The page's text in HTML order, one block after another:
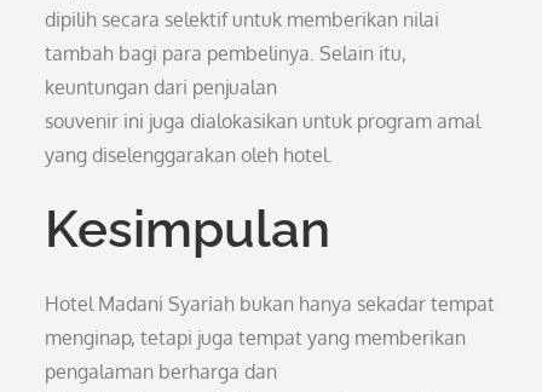
dipilih secara selektif untuk memberikan nilai
tambah bagi para pembelinya. Selain itu,
keuntungan dari penjualan
souvenir ini juga dialokasikan untuk program amal
yang diselenggarakan oleh hotel.
Kesimpulan
Hotel Madani Syariah bukan hanya sekadar tempat
menginap, tetapi juga tempat yang memberikan
pengalaman berharga dan